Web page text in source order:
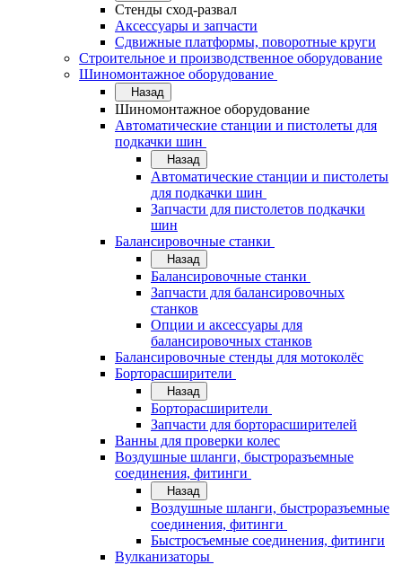
Стенды сход-развал
Аксессуары и запчасти
Сдвижные платформы, поворотные круги
Строительное и производственное оборудование
Шиномонтажное оборудование
Назад
Шиномонтажное оборудование
Автоматические станции и пистолеты для
подкачки шин
Назад
Автоматические станции и пистолеты
для подкачки шин
Запчасти для пистолетов подкачки
шин
Балансировочные станки
Назад
Балансировочные станки
Запчасти для балансировочных
станков
Опции и аксессуары для
балансировочных станков
Балансировочные стенды для мотоколёс
Борторасширители
Назад
Борторасширители
Запчасти для борторасширителей
Ванны для проверки колес
Воздушные шланги, быстроразъемные
соединения, фитинги
Назад
Воздушные шланги, быстроразъемные
соединения, фитинги
Быстросъемные соединения, фитинги
Вулканизаторы